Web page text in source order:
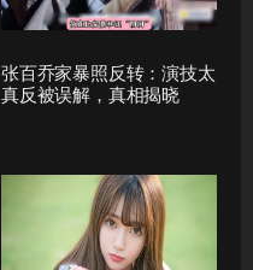
张百乔家暴照反转：演技太
真反被误解，真相揭晓